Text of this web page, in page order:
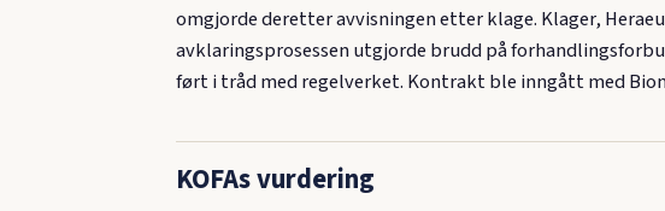
omgjorde deretter avvisningen etter klage. Klager,
avklaringsprosessen utgjorde brudd på
ført i tråd med regelverket. Kontrakt ble inngått med
KOFAs vurdering